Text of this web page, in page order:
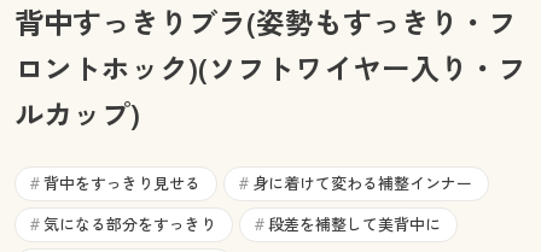
閲覧履歴
お気に入り
ご利用ガイド
お気に入り
サポート
ご利用ガイド
よくある質問とお問い合わせ
背中すっきりブラ(姿勢もすっきり・フ
ロントホック)(ソフトワイヤー入り・フ
ルカップ)
# 背中をすっきり見せる # 身に着けて変わる補整インナー
# 気になる部分をすっきり # 段差を補整して美背中に